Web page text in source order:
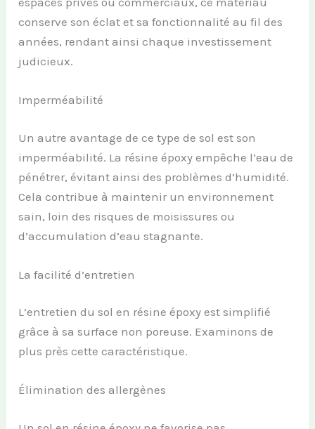
conserve son éclat et sa fonctionnalité au fil des
années, rendant ainsi chaque investissement
judicieux.
Imperméabilité
Un autre avantage de ce type de sol est son
imperméabilité. La résine époxy empêche l’eau de
pénétrer, évitant ainsi des problèmes d’humidité.
Cela contribue à maintenir un environnement
sain, loin des risques de moisissures ou
d’accumulation d’eau stagnante.
La facilité d’entretien
L’entretien du sol en résine époxy est simplifié
grâce à sa surface non poreuse. Examinons de
plus près cette caractéristique.
Élimination des allergènes